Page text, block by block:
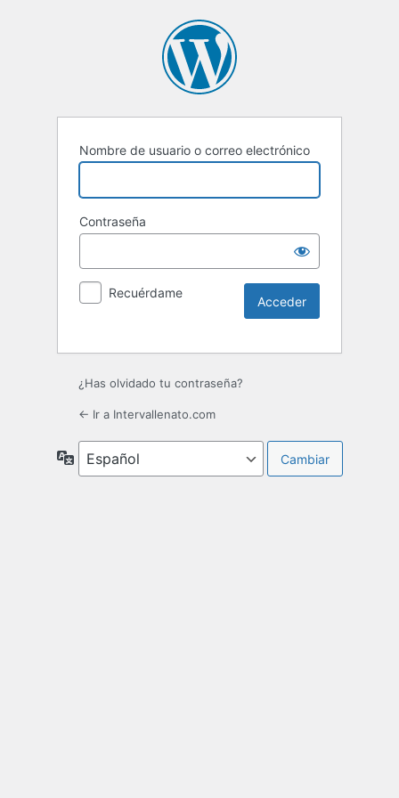
Nombre de usuario o correo electrónico
Contraseña
Recuérdame
¿Has olvidado tu contraseña?
← Ir a Intervallenato.com
Idioma